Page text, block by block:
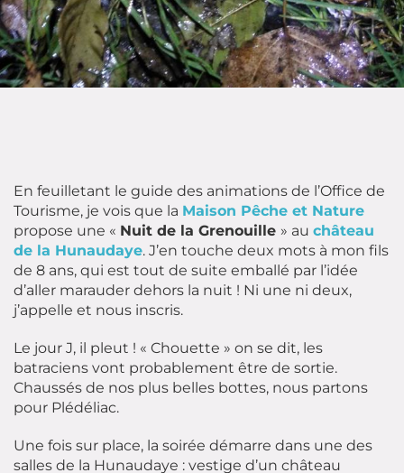
En feuilletant le guide des animations de l’Office de
Tourisme, je vois que la Maison Pêche et Nature
propose une « Nuit de la Grenouille » au château
de la Hunaudaye. J’en touche deux mots à mon fils
de 8 ans, qui est tout de suite emballé par l’idée
d’aller marauder dehors la nuit ! Ni une ni deux,
j’appelle et nous inscris.
Le jour J, il pleut ! « Chouette » on se dit, les
batraciens vont probablement être de sortie.
Chaussés de nos plus belles bottes, nous partons
pour Plédéliac.
Une fois sur place, la soirée démarre dans une des
salles de la Hunaudaye : vestige d’un château